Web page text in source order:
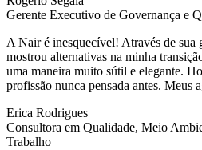
Gerente Executivo de Governança e
A Nair é inesquecível! Através de sua
mostrou alternativas na minha
uma maneira muito sútil e elegante.
profissão nunca pensada antes. Meus
Erica Rodrigues
Consultora em Qualidade, Meio
Trabalho